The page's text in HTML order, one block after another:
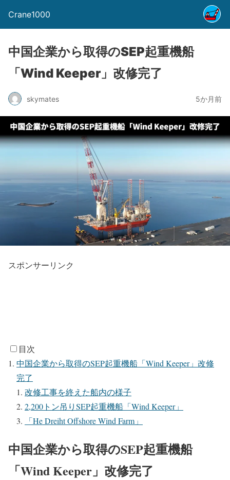
Crane1000
中国企業から取得のSEP起重機船
「Wind Keeper」改修完了
skymates 5か月前
スポンサーリンク
目次
中国企業から取得のSEP起重機船「Wind Keeper」改修
完了
改修工事を終えた船内の様子
2,200トン吊りSEP起重機船「Wind Keeper」
「He Dreiht Offshore Wind Farm」
中国企業から取得のSEP起重機船
「Wind Keeper」改修完了